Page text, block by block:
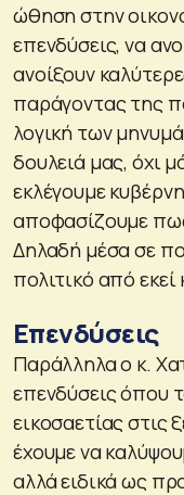
ώθηση στην
επενδύσεις, να
ανοίξουν
παράγοντας της
λογική των
δουλειά μας, όχι
εκλέγουμε
αποφασίζουμε
Δηλαδή μέσα σε
πολιτικό από εκεί
Επενδύσεις
Παράλληλα ο κ.
επενδύσεις όπου
εικοσαετίας στις
έχουμε να
αλλά ειδικά ως